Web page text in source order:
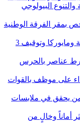
والتنوع البيولوجي
بمقر الفرقة الوطنية
إحباط مخطط إرهابي خطير بين طنجة ومايوركا وتوقيف 3
عناصر بالحرس
على موظف بالقوات
يحقق في ملابسات
أماناً وخالٍ من